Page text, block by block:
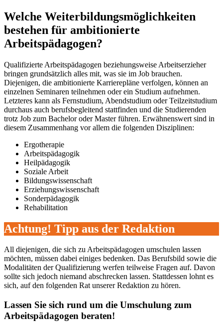
Welche Weiterbildungsmöglichkeiten
bestehen für ambitionierte
Arbeitspädagogen?
Qualifizierte Arbeitspädagogen beziehungsweise Arbeitserzieher
bringen grundsätzlich alles mit, was sie im Job brauchen.
Diejenigen, die ambitionierte Karrierepläne verfolgen, können an
einzelnen Seminaren teilnehmen oder ein Studium aufnehmen.
Letzteres kann als Fernstudium, Abendstudium oder Teilzeitstudium
durchaus auch berufsbegleitend stattfinden und die Studierenden
trotz Job zum Bachelor oder Master führen. Erwähnenswert sind in
diesem Zusammenhang vor allem die folgenden Disziplinen:
Ergotherapie
Arbeitspädagogik
Heilpädagogik
Soziale Arbeit
Bildungswissenschaft
Erziehungswissenschaft
Sonderpädagogik
Rehabilitation
Achtung! Tipp aus der Redaktion
All diejenigen, die sich zu Arbeitspädagogen umschulen lassen
möchten, müssen dabei einiges bedenken. Das Berufsbild sowie die
Modalitäten der Qualifizierung werfen teilweise Fragen auf. Davon
sollte sich jedoch niemand abschrecken lassen. Stattdessen lohnt es
sich, auf den folgenden Rat unserer Redaktion zu hören.
Lassen Sie sich rund um die Umschulung zum
Arbeitspädagogen beraten!